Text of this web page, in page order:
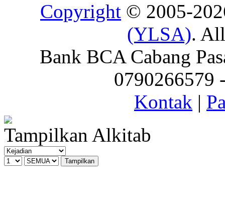
Copyright © 2005-
(YLSA).
Bank BCA Cabang
0790266579
Kontak |
Tampilkan Alkitab